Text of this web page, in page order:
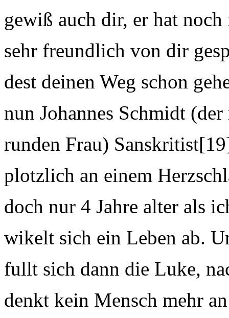
gewiß auch dir, er hat
sehr freundlich von dir
dest deinen Weg schon
nun Johannes Schmidt
runden Frau)
plotzlich an einem
doch nur 4 Jahre alter als
wikelt sich ein Leben ab.
fullt sich dann die Luke,
denkt kein Mensch mehr